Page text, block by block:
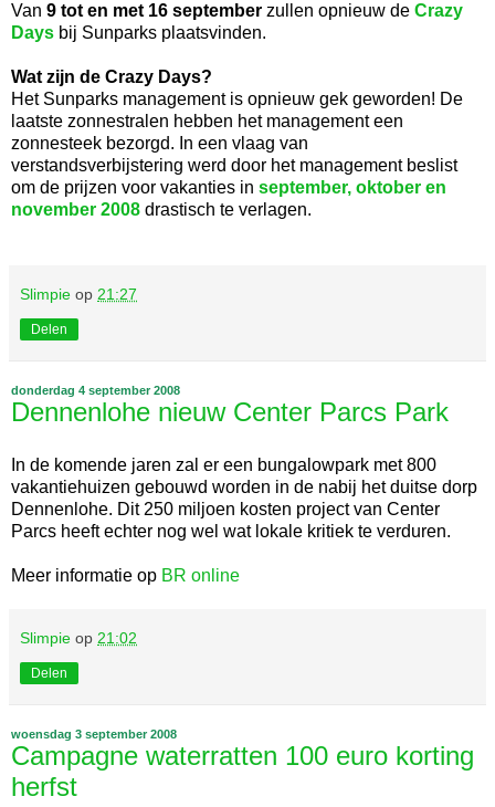
Van 9 tot en met 16 september zullen opnieuw de Crazy
Days bij Sunparks plaatsvinden.
Wat zijn de Crazy Days?
Het Sunparks management is opnieuw gek geworden! De
laatste zonnestralen hebben het management een
zonnesteek bezorgd. In een vlaag van
verstandsverbijstering werd door het management beslist
om de prijzen voor vakanties in september, oktober en
november 2008 drastisch te verlagen.
Slimpie op 21:27
Delen
donderdag 4 september 2008
Dennenlohe nieuw Center Parcs Park
In de komende jaren zal er een bungalowpark met 800
vakantiehuizen gebouwd worden in de nabij het duitse dorp
Dennenlohe. Dit 250 miljoen kosten project van Center
Parcs heeft echter nog wel wat lokale kritiek te verduren.
Meer informatie op BR online
Slimpie op 21:02
Delen
woensdag 3 september 2008
Campagne waterratten 100 euro korting
herfst